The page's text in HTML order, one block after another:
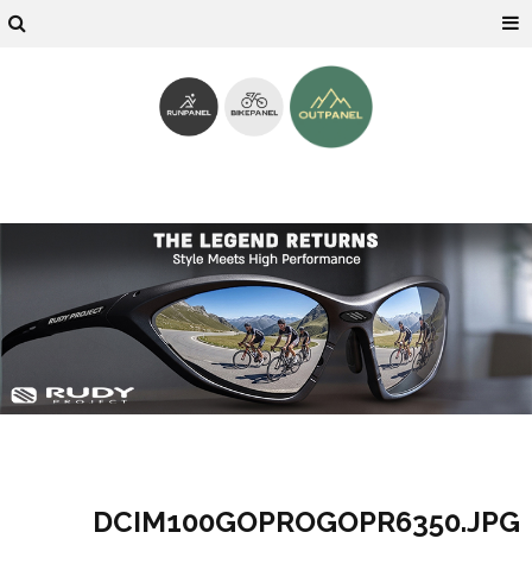
DCIM100GOPROGOPR6350.JPG